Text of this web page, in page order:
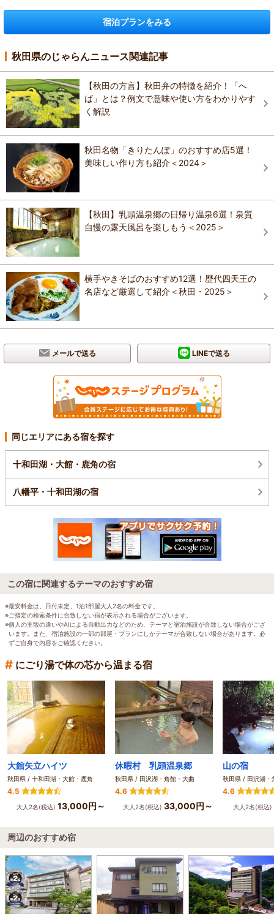
宿泊プランをみる
秋田県のじゃらんニュース関連記事
【秋田の方言】秋田弁の特徴を紹介！「へ
ば」とは？例文で意味や使い方をわかりやす
く解説
秋田名物「きりたんぽ」のおすすめ店5選！
美味しい作り方も紹介＜2024＞
【秋田】乳頭温泉郷の日帰り温泉6選！泉質
自慢の露天風呂を楽しもう＜2025＞
横手やきそばのおすすめ12選！歴代四天王の
名店など厳選して紹介＜秋田・2025＞
メールで送る LINEで送る
同じエリアにある宿を探す
十和田湖・大館・鹿角の宿
八幡平・十和田湖の宿
この宿に関連するテーマのおすすめ宿
※最安料金は、日付未定、1泊1部屋大人2名の料金です。
※ご指定の検索条件に合致しない宿が表示される場合がございます。
※個人の主観の違いやAIによる自動出力などのため、テーマと宿泊施設が合致しない場合がござ
います。また、宿泊施設の一部の部屋・プランにしかテーマが合致しない場合があります。必
ずご自身で内容をご確認ください。
# にごり湯で体の芯から温まる宿
大館矢立ハイツ
秋田県 / 十和田湖・大館・鹿角
4.5
大人2名(税込) 13,000円～
休暇村 乳頭温泉郷
秋田県 / 田沢湖・角館・大曲
4.6
大人2名(税込) 33,000円～
山の宿
秋田県 / 田沢湖・
4.6
大人2名(税込)
周辺のおすすめ宿